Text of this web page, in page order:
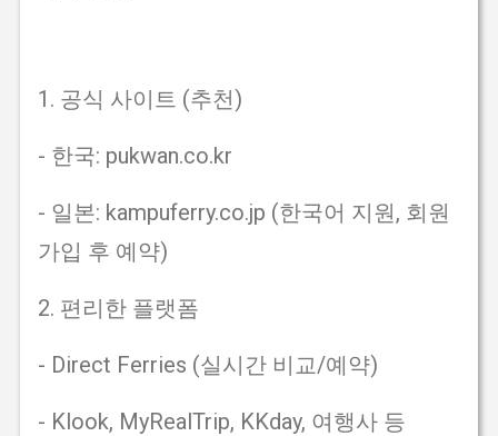
1. 공식 사이트 (추천)
- 한국: pukwan.co.kr
- 일본: kampuferry.co.jp (한국어 지원, 회원
가입 후 예약)
2. 편리한 플랫폼
- Direct Ferries (실시간 비교/예약)
- Klook, MyRealTrip, KKday, 여행사 등